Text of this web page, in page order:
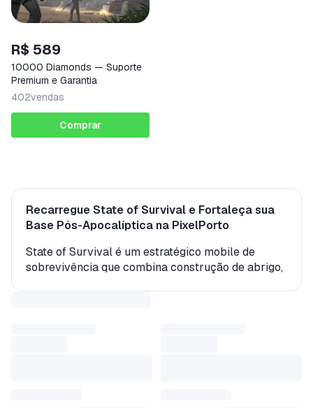
R$ 589
10000 Diamonds — Suporte
Premium e Garantia
402vendas
Comprar
Recarregue State of Survival e Fortaleça sua
Base Pós-Apocalíptica na PixelPorto
State of Survival é um estratégico mobile de
sobrevivência que combina construção de abrigo,